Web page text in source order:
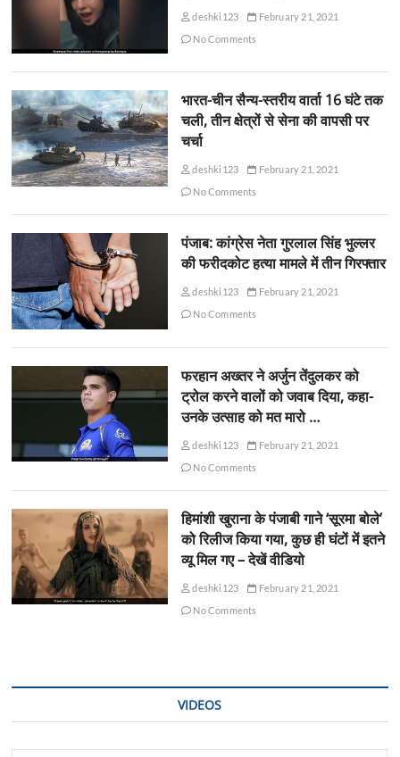
deshki123
February 21, 2021
No Comments
भारत-चीन सैन्य-स्तरीय वार्ता 16 घंटे तक
चली, तीन क्षेत्रों से सेना की वापसी पर
चर्चा
deshki123
February 21, 2021
No Comments
पंजाब: कांग्रेस नेता गुरलाल सिंह भुल्लर
की फरीदकोट हत्या मामले में तीन गिरफ्तार
deshki123
February 21, 2021
No Comments
फरहान अख्तर ने अर्जुन तेंदुलकर को
ट्रोल करने वालों को जवाब दिया, कहा-
उनके उत्साह को मत मारो …
deshki123
February 21, 2021
No Comments
हिमांशी खुराना के पंजाबी गाने ‘सूरमा बोले’
को रिलीज किया गया, कुछ ही घंटों में इतने
व्यू मिल गए – देखें वीडियो
deshki123
February 21, 2021
No Comments
VIDEOS